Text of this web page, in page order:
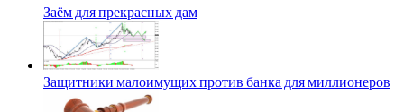
Заём для прекрасных дам
Защитники малоимущих против банка для миллионеров